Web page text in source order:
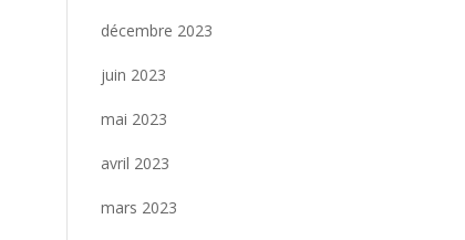
décembre 2023
juin 2023
mai 2023
avril 2023
mars 2023